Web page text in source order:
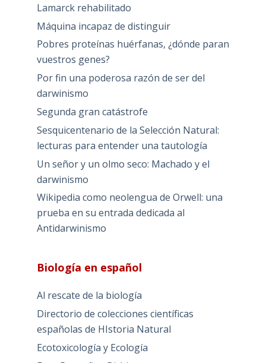
Lamarck rehabilitado
Máquina incapaz de distinguir
Pobres proteínas huérfanas, ¿dónde paran
vuestros genes?
Por fin una poderosa razón de ser del
darwinismo
Segunda gran catástrofe
Sesquicentenario de la Selección Natural:
lecturas para entender una tautología
Un señor y un olmo seco: Machado y el
darwinismo
Wikipedia como neolengua de Orwell: una
prueba en su entrada dedicada al
Antidarwinismo
Biología en español
Al rescate de la biología
Directorio de colecciones científicas
españolas de HIstoria Natural
Ecotoxicología y Ecología